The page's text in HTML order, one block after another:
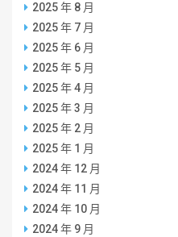
2025 年 8 月
2025 年 7 月
2025 年 6 月
2025 年 5 月
2025 年 4 月
2025 年 3 月
2025 年 2 月
2025 年 1 月
2024 年 12 月
2024 年 11 月
2024 年 10 月
2024 年 9 月